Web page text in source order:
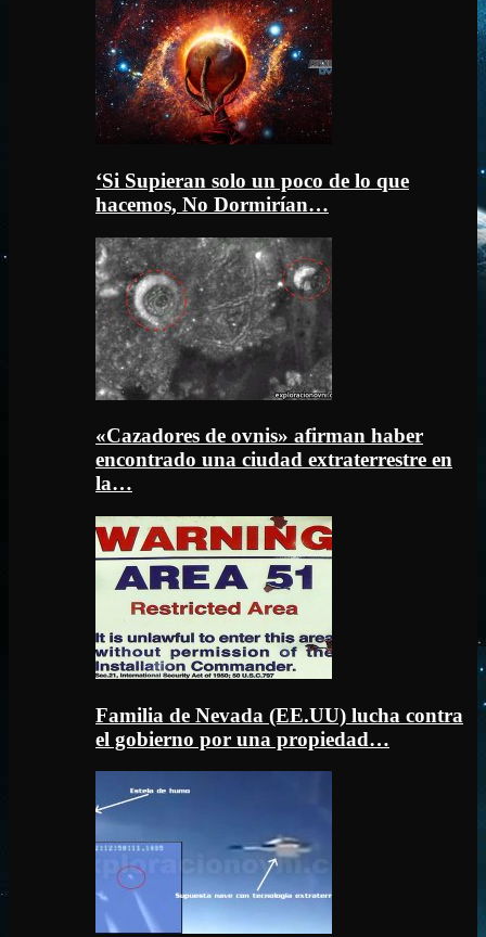
‘Si Supieran solo un poco de lo que
hacemos, No Dormirían…
«Cazadores de ovnis» afirman haber
encontrado una ciudad extraterrestre en
la…
Familia de Nevada (EE.UU) lucha contra
el gobierno por una propiedad…